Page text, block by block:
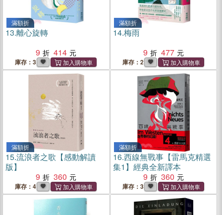
滿額折
13.離心旋轉
9
414
庫存：3
滿額折
14.梅雨
9
477
庫存：2
滿額折
15.流浪者之歌【感動解讀
版】
9
360
庫存：4
滿額折
16.西線無戰事【雷馬克精選
集1】經典全新譯本
9
360
庫存：3